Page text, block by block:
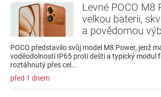
Levné POCO M8
velkou baterii,
a povědomou
POCO představilo svůj model M8 Power, jenž
voděodolností IP65 proti dešti a typický modul
roztáhnutý přes cel...
před 1 dnem